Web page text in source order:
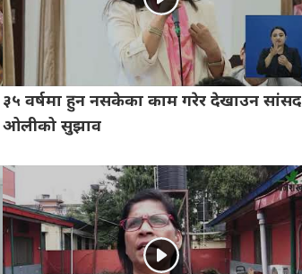
३५ वर्षमा हुन नसकेका काम गरेर देखाउन सांसद
ओलीको सुझाव